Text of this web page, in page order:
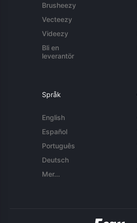
Brusheezy
Vecteezy
Videezy
Bli en
leverantör
Språk
English
Español
Português
Deutsch
Mer...